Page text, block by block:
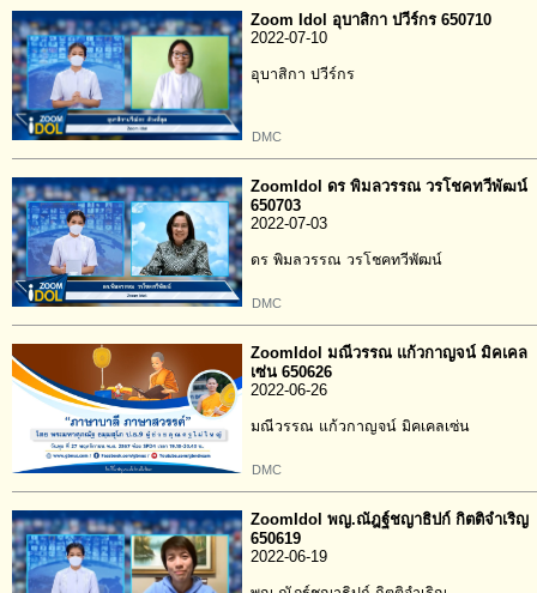
Zoom Idol อุบาสิกา ปวีร์กร 650710
2022-07-10
อุบาสิกา ปวีร์กร
DMC
ZoomIdol ดร พิมลวรรณ วรโชคทวีพัฒน์
650703
2022-07-03
ดร พิมลวรรณ วรโชคทวีพัฒน์
DMC
ZoomIdol มณีวรรณ แก้วกาญจน์ มิคเคล
เซ่น 650626
2022-06-26
มณีวรรณ แก้วกาญจน์ มิคเคลเซ่น
DMC
ZoomIdol พญ.ณัฎฐ์ชญาธิปก์ กิตติจำเริญ
650619
2022-06-19